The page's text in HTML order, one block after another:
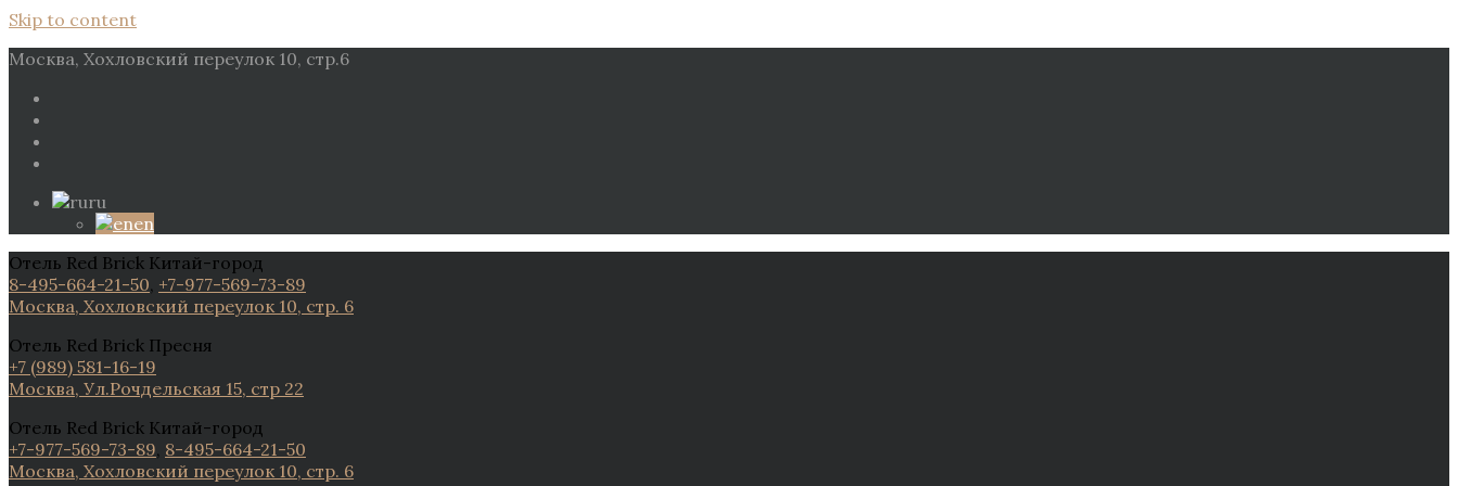
Skip to content
Москва, Хохловский переулок 10, стр.6
ru
en
Отель Red Brick Китай-город
8-495-664-21-50, +7-977-569-73-89
Москва, Хохловский переулок 10, стр. 6
Отель Red Brick Пресня
+7 (989) 581-16-19
Москва, Ул.Рочдельская 15, стр 22
Отель Red Brick Китай-город
+7-977-569-73-89, 8-495-664-21-50
Москва, Хохловский переулок 10, стр. 6